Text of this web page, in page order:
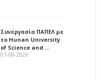
Συνεργασία ΠΑΠΕΛ με
το Hunan University
of Science and …
07-08-2026